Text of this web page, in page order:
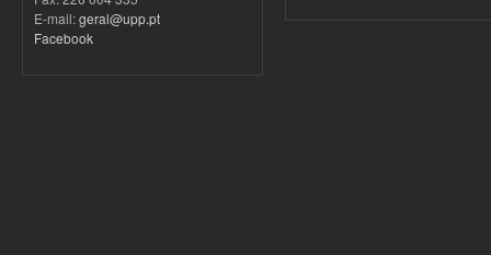
E-mail:geral@upp.pt
Facebook